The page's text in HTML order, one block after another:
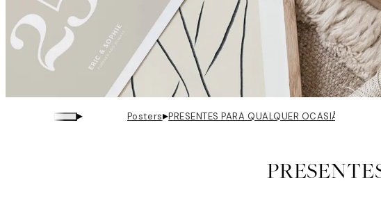
▸ Posters▸PRESENTES PARA QUALQUER OCASIÃO